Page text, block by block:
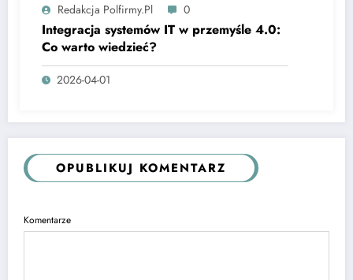
Redakcja Polfirmy.pl 0
Integracja systemów IT w przemyśle 4.0:
Co warto wiedzieć?
2026-04-01
OPUBLIKUJ KOMENTARZ
Komentarze